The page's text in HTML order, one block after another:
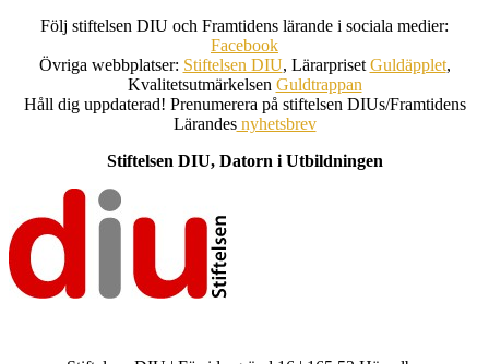
Följ stiftelsen DIU och Framtidens lärande i sociala medier:
Facebook
Övriga webbplatser: Stiftelsen DIU, Lärarpriset Guldäpplet,
Kvalitetsutmärkelsen Guldtrappan
Håll dig uppdaterad! Prenumerera på stiftelsen DIUs/Framtidens
Lärandesnyhetsbrev
Stiftelsen DIU, Datorn i Utbildningen